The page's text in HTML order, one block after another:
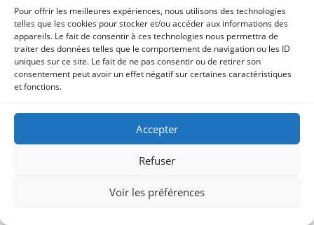
Pour offrir les meilleures expériences, nous utilisons des technologies
telles que les cookies pour stocker et/ou accéder aux informations des
appareils. Le fait de consentir à ces technologies nous permettra de
traiter des données telles que le comportement de navigation ou les ID
uniques sur ce site. Le fait de ne pas consentir ou de retirer son
consentement peut avoir un effet négatif sur certaines caractéristiques
et fonctions.
Accepter
Refuser
Voir les préférences
© Copyright 2023 - 2026. Les Chemins d'éclosion,
tous droits réservés. |Mentions légales
avec
parArixo Communication